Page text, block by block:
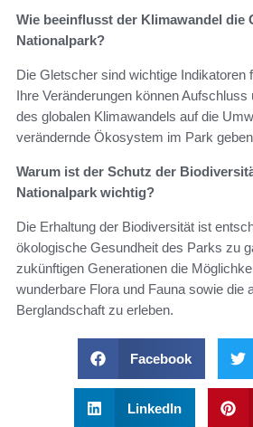
Wie beeinflusst der Klimawandel die
Nationalpark?
Die Gletscher sind wichtige Indikatoren
Ihre Veränderungen können
des globalen Klimawandels auf die
verändernde Ökosystem im Park
Warum ist der Schutz der
Nationalpark wichtig?
Die Erhaltung der Biodiversität ist
ökologische Gesundheit des Parks zu
zukünftigen Generationen die
wunderbare Flora und Fauna sowie die
Berglandschaft zu erleben.
Facebook
LinkedIn